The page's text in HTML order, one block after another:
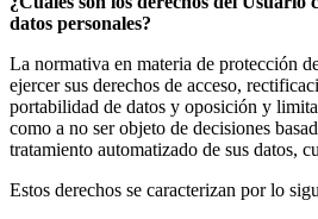
datos personales?
La normativa en materia de protección
ejercer sus derechos de acceso,
portabilidad de datos y oposición y
como a no ser objeto de decisiones
tratamiento automatizado de sus datos,
Estos derechos se caracterizan por lo